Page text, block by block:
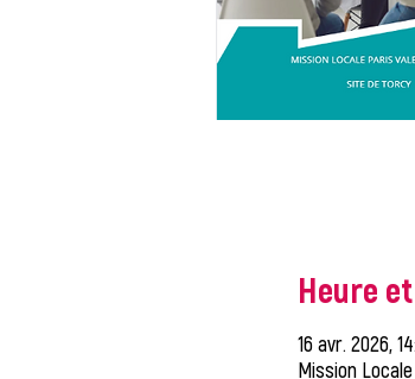
Heure
16 avr. 2026,
Mission